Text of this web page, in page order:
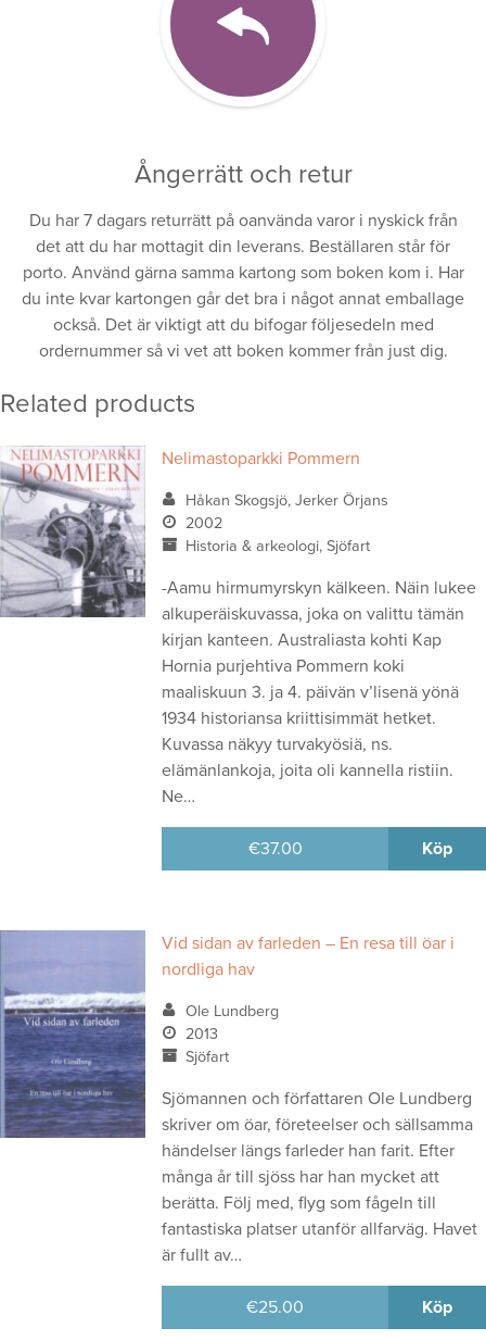
Ångerrätt och retur
Du har 7 dagars returrätt på oanvända varor i nyskick från
det att du har mottagit din leverans. Beställaren står för
porto. Använd gärna samma kartong som boken kom i. Har
du inte kvar kartongen går det bra i något annat emballage
också. Det är viktigt att du bifogar följesedeln med
ordernummer så vi vet att boken kommer från just dig.
Related products
Nelimastoparkki Pommern
Håkan Skogsjö, Jerker Örjans
2002
Historia & arkeologi, Sjöfart
-Aamu hirmumyrskyn kälkeen. Näin lukee
alkuperäiskuvassa, joka on valittu tämän
kirjan kanteen. Australiasta kohti Kap
Hornia purjehtiva Pommern koki
maaliskuun 3. ja 4. päivän v’lisenä yönä
1934 historiansa kriittisimmät hetket.
Kuvassa näkyy turvakyösiä, ns.
elämänlankoja, joita oli kannella ristiin.
Ne…
€37.00 Köp
Vid sidan av farleden – En resa till öar i
nordliga hav
Ole Lundberg
2013
Sjöfart
Sjömannen och författaren Ole Lundberg
skriver om öar, företeelser och sällsamma
händelser längs farleder han farit. Efter
många år till sjöss har han mycket att
berätta. Följ med, flyg som fågeln till
fantastiska platser utanför allfarväg. Havet
är fullt av…
€25.00 Köp